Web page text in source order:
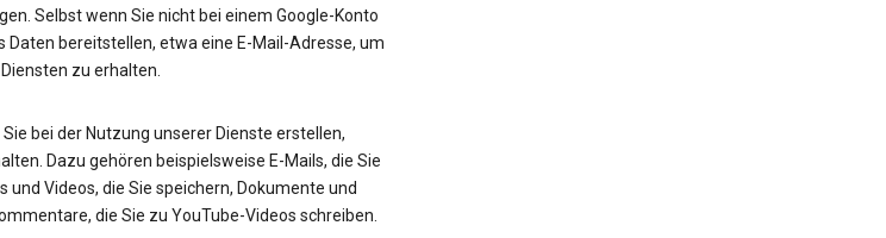
Selbst wenn Sie nicht bei einem Google-Konto
Daten bereitstellen, etwa eine E-Mail-Adresse, um
zu erhalten.
bei der Nutzung unserer Dienste erstellen,
Dazu gehören beispielsweise E-Mails, die Sie
Videos, die Sie speichern, Dokumente und
die Sie zu YouTube-Videos schreiben.